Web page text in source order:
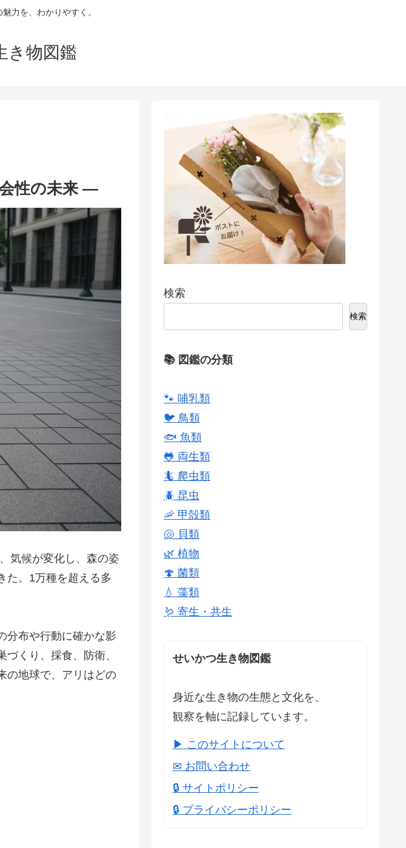
力を、わかりやすく。
き物図鑑
性の未来 ―
気候が変化し、森の姿
た。1万種を超える多
布や行動に確かな影
くり、採食、防衛、
の地球で、アリはどの
検索
検索
📚 図鑑の分類
🐾 哺乳類
🐦 鳥類
🐟 魚類
🐸 両生類
🦎 爬虫類
🪲 昆虫
🦐 甲殻類
🐚 貝類
🌿 植物
🍄 菌類
💧 藻類
🪱 寄生・共生
せいかつ生き物図鑑
身近な生き物の生態と文化を、
観察を軸に記録しています。
▶ このサイトについて
✉ お問い合わせ
🔒 サイトポリシー
🔒 プライバシーポリシー